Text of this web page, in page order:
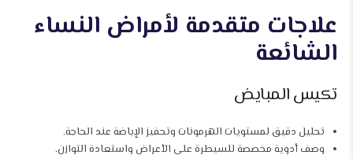
علاجات متقدمة لأمراض النساء
الشائعة
تكيس المبايض
تحليل دقيق لمستويات الهرمونات وتحفيز الإباضة عند الحاجة.
وصف أدوية مخصصة للسيطرة على الأعراض واستعادة التوازن.